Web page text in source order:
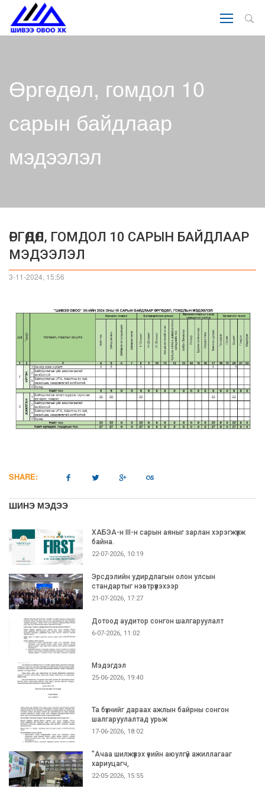
Өргөдөл, гомдол 10
сарын байдлаар
мэдээлэл
ӨРГӨДӨЛ, ГОМДОЛ 10 САРЫН БАЙДЛААР
МЭДЭЭЛЭЛ
3-11-2024, 15:56
SHARE:
ШИНЭ МЭДЭЭ
ХАБЭА-н III-н сарын аяныг зарлан хэрэгжүүлж
байна.
22-07-2026, 10:19
Эрсдэлийн удирдлагын олон улсын
стандартыг нэвтрүүлэхээр
21-07-2026, 17:27
Дотоод аудитор сонгон шалгаруулалт
6-07-2026, 11:02
Мэдэгдэл
25-06-2026, 19:40
Та бүхнийг дараах ажлын байрны сонгон
шалгаруулалтад урьж
17-06-2026, 18:02
"Ачаа шилжүүлэх үеийн аюулгүй ажиллагааг
хариуцагч,
22-05-2026, 15:55